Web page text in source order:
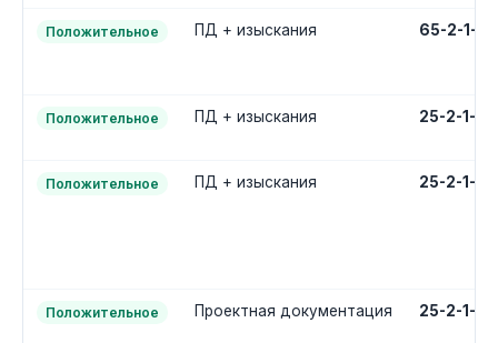
Положительное ПД + изыскания 65-2-1-
Положительное ПД + изыскания 25-2-1-3-
Положительное ПД + изыскания 25-2-1-
Положительное Проектная документация 25-2-1-